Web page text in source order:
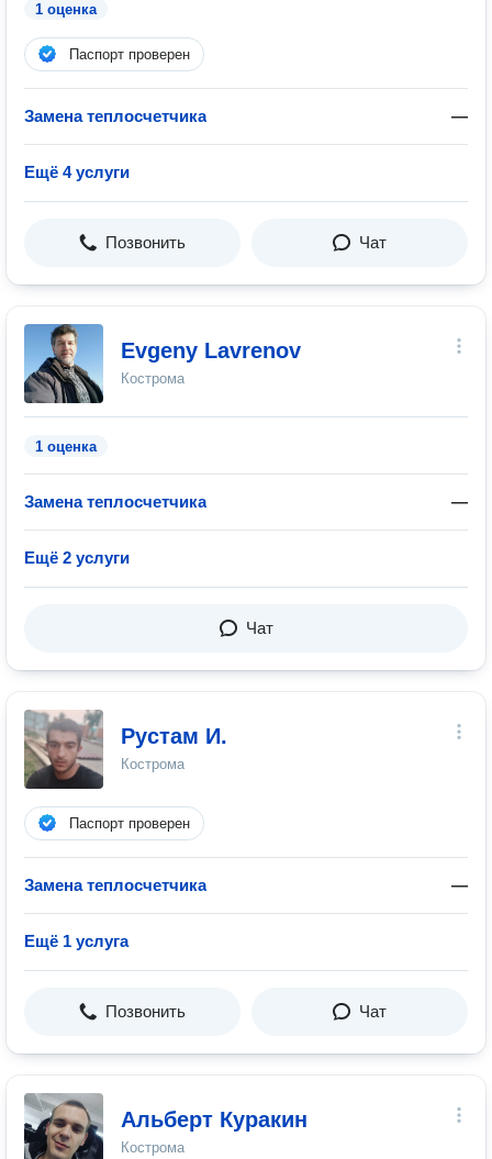
1 оценка
Паспорт проверен
Замена теплосчетчика —
Ещё 4 услуги
Позвонить Чат
Evgeny Lavrenov
Кострома
1 оценка
Замена теплосчетчика —
Ещё 2 услуги
Чат
Рустам И.
Кострома
Паспорт проверен
Замена теплосчетчика —
Ещё 1 услуга
Позвонить Чат
Альберт Куракин
Кострома